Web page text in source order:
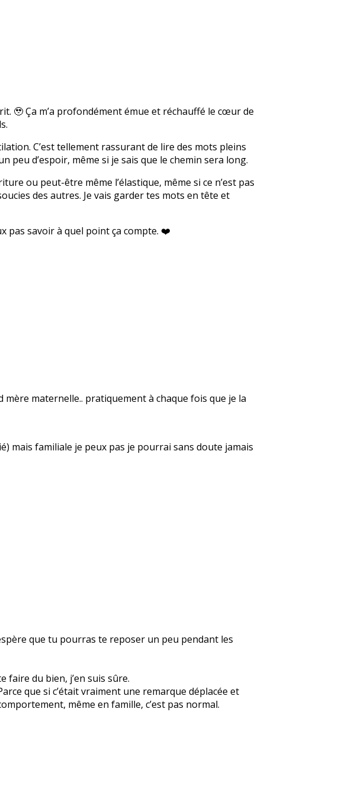
🥹 Ça m’a profondément émue et réchauffé le cœur de
C’est tellement rassurant de lire des mots pleins
d’espoir, même si je sais que le chemin sera long.
ou peut-être même l’élastique, même si ce n’est pas
des autres. Je vais garder tes mots en tête et
pas savoir à quel point ça compte. ❤️
maternelle.. pratiquement à chaque fois que je la
mais familiale je peux pas je pourrai sans doute jamais
que tu pourras te reposer un peu pendant les
faire du bien, j’en suis sûre.
que si c’était vraiment une remarque déplacée et
même en famille, c’est pas normal.